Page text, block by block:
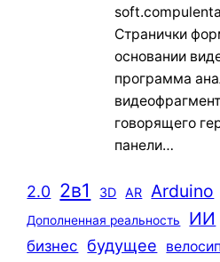
Странички
основании
программа
говорящего
панели…
2.0 2в1 3D AR Arduino
Дополненная реальность ИИ
бизнес будущее